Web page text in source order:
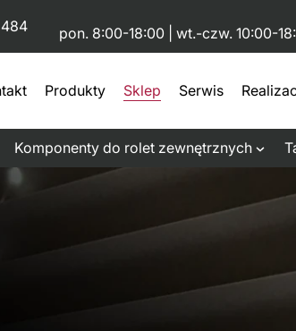
pon. 8:00-18:00 | wt.-czw. 10:00-
Produkty Sklep Serwis
Komponenty do rolet zewnętrznych